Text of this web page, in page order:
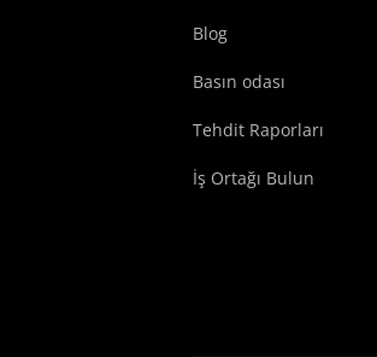
Blog
Basın odası
Tehdit Raporları
İş Ortağı Bulun